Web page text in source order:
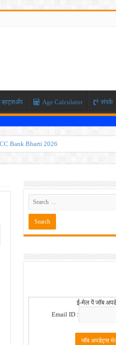
Age Calculator संपर्क
Bank Bharti 2026
2026
ई-मेल पें जॉब
Email ID :